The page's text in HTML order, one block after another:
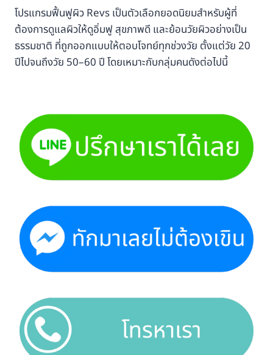
โปรแกรมฟื้นฟูผิว Revs เป็นตัวเลือกยอดนิยมสำหรับผู้ที่
ต้องการดูแลผิวให้ดูอิ่มฟู สุขภาพดี และย้อนวัยผิวอย่างเป็น
ธรรมชาติ ที่ถูกออกแบบให้ตอบโจทย์ทุกช่วงวัย ตั้งแต่วัย 20
ปีไปจนถึงวัย 50–60 ปี โดยเหมาะกับกลุ่มคนดังต่อไปนี้